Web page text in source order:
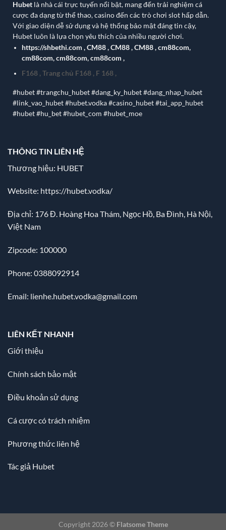
Hubet là nhà cái trực tuyến nổi bật, mang đến trải nghiệm cá
cược đa dạng từ thể thao, casino đến các trò chơi slot hấp dẫn.
Với giao diện dễ sử dụng và hệ thống bảo mật đáng tin cậy,
Hubet luôn là lựa chọn yêu thích của nhiều người chơi.
https://shbethi.com ,CM88,CM88,CM88,cm88com,
cm88com,cm88com,cm88com ,
F168, Trang chủ F168, F 168,
#hubet #trangchu_hubet #dang_ky_hubet #dang_nhap_hubet
#link_vao_hubet #hubet.vodka #casino_hubet #tai_app_hubet
#hubet #hu_bet #hubet_com #hubet_moe
THÔNG TIN LIÊN HỆ
Thương hiệu: HUBET
Website: https://hubet.vodka/
Địa chỉ: 176 Đ. Hoàng Hoa Thám, Ngọc Hồ, Ba Đình, Hà Nội,
Việt Nam
Zipcode: 100000
Phone: 0388092914
Email: lienhe.hubet.vodka@gmail.com
LIÊN KẾT NHANH
Giới thiệu
Chính sách bảo mật
Điều khoản sử dụng
Cá cược có trách nhiệm
Phương thức liên hệ
Tác giả Hubet
Copyright 2026 © Flatsome Theme